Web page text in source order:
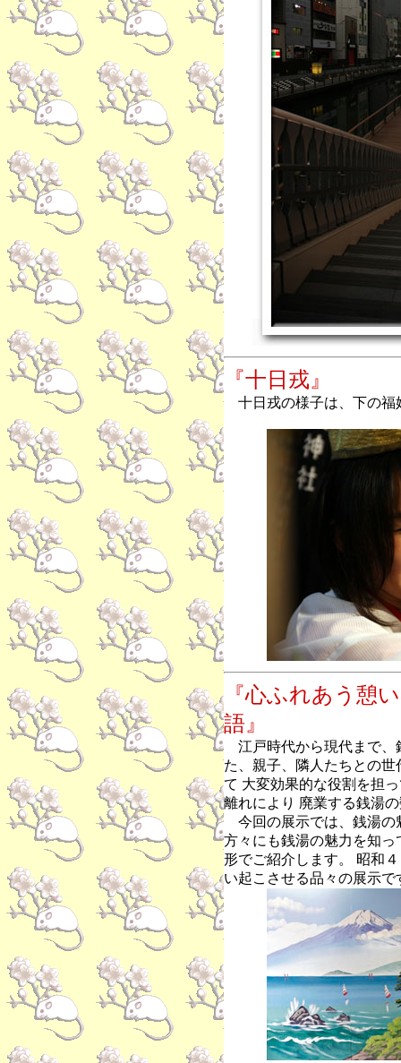
『十日戎』
十日戎の様子は、下の福
『心ふれあう憩
語』
江戸時代から現代まで、
た、親子、隣人たちとの
て 大変効果的な役割を担
離れにより 廃業する銭湯
今回の展示では、銭湯の
方々にも銭湯の魅力を知
形でご紹介します。 昭和
い起こさせる品々の展示